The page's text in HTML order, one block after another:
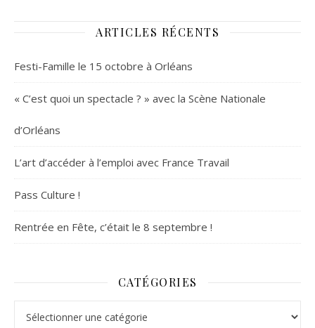
ARTICLES RÉCENTS
Festi-Famille le 15 octobre à Orléans
« C’est quoi un spectacle ? » avec la Scène Nationale
d’Orléans
L’art d’accéder à l’emploi avec France Travail
Pass Culture !
Rentrée en Fête, c’était le 8 septembre !
CATÉGORIES